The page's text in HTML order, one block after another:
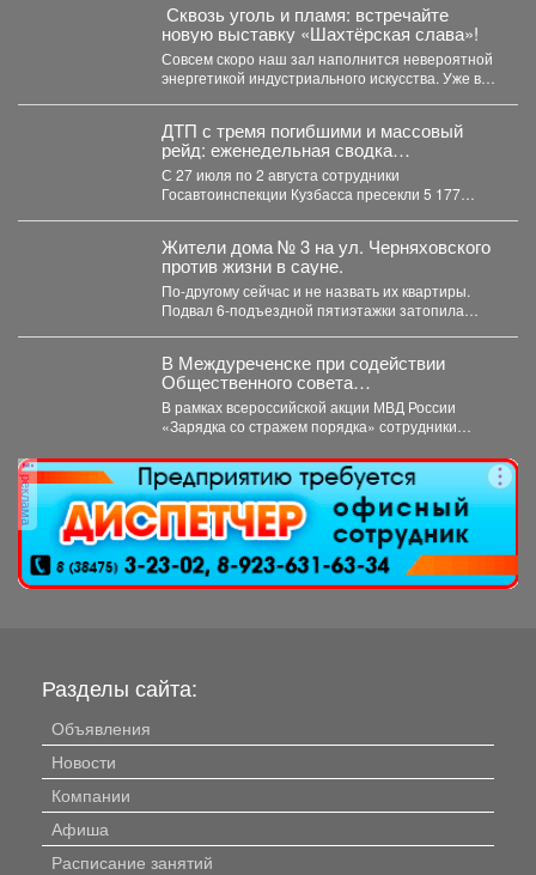
️ Сквозь уголь и пламя: встречайте
новую выставку «Шахтёрская слава»!
Совсем скоро наш зал наполнится невероятной
энергетикой индустриального искусства. Уже в
ДТП с тремя погибшими и массовый
рейд: еженедельная сводка
Госавтоинспекции Кузбасса
С 27 июля по 2 августа сотрудники
Госавтоинспекции Кузбасса пресекли 5 177
Жители дома № 3 на ул. Черняховского
против жизни в сауне.
По-другому сейчас и не назвать их квартиры.
Подвал 6-подъездной пятиэтажки затопила
В Междуреченске при содействии
Общественного совета
полицейские провели утреннюю зарядку
для детей из лагеря дневного
пребывания
В рамках всероссийской акции МВД России
«Зарядка со стражем порядка» сотрудники
реклама
Разделы сайта:
Объявления
Новости
Компании
Афиша
Расписание занятий